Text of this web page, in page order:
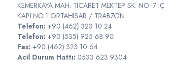
KEMERKAYA MAH. TICARET MEKTEP SK. NO: 7 IÇ
KAPI NO:1 ORTAHISAR / TRABZON
Telefon: +90 (462) 323 10 24
Telefon: +90 (535) 925 68 90
Fax: +90 (462) 323 10 64
Acil Durum Hattı: 0533 623 9304